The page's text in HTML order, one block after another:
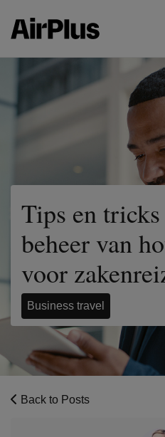
Tips en
beheer van
voor
Business travel
Back to Posts